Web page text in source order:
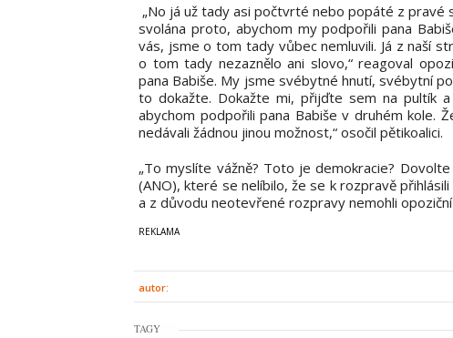
„No já už tady asi počtvrté nebo popáté z
svolána proto, abychom my podpořili pana
vás, jsme o tom tady vůbec nemluvili. Já z naší
o tom tady nezaznělo ani slovo,“ reagoval
pana Babiše. My jsme svébytné hnutí, svébytní
to dokažte. Dokažte mi, přijďte sem na pultík
abychom podpořili pana Babiše v druhém
nedávali žádnou jinou možnost,“ osočil pětikoalici.
„To myslíte vážně? Toto je demokracie?
(ANO), které se nelíbilo, že se k rozpravě
a z důvodu neotevřené rozpravy nemohli
autor:
TAGY